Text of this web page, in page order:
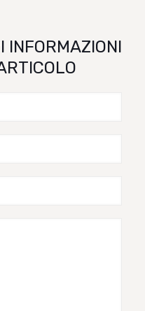
INFORMAZIONI